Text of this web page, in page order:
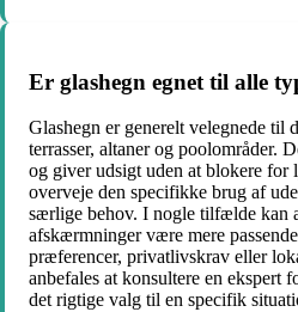
Er glashegn egnet til alle
Glashegn er generelt velegnede til
terrasser, altaner og poolområder.
og giver udsigt uden at blokere for
overveje den specifikke brug af
særlige behov. I nogle tilfælde kan
afskærmninger være mere
præferencer, privatlivskrav eller
anbefales at konsultere en ekspert
det rigtige valg til en specifik